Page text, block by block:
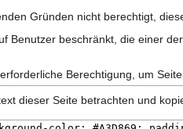
Gründen nicht berechtigt,
Benutzer beschränkt, die einer
Berechtigung, um
dieser Seite betrachten und